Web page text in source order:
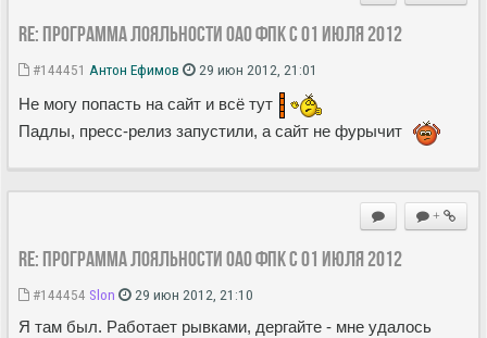
Re: Программа лояльности ОАО ФПК с 01 июля 2012
#144451 Антон Ефимов 29 июн 2012, 21:01
Не могу попасть на сайт и всё тут
Падлы, пресс-релиз запустили, а сайт не фурычит
+
Re: Программа лояльности ОАО ФПК с 01 июля 2012
#144454 Slon 29 июн 2012, 21:10
Я там был. Работает рывками, дергайте - мне удалось